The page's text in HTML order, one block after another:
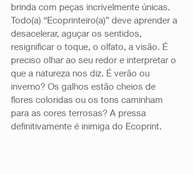
brinda com peças incrivelmente únicas.
Todo(a) “Ecoprinteiro(a)” deve aprender a
desacelerar, aguçar os sentidos,
resignificar o toque, o olfato, a visão. É
preciso olhar ao seu redor e interpretar o
que a natureza nos diz. É verão ou
inverno? Os galhos estão cheios de
flores coloridas ou os tons caminham
para as cores terrosas? A pressa
definitivamente é inimiga do Ecoprint.